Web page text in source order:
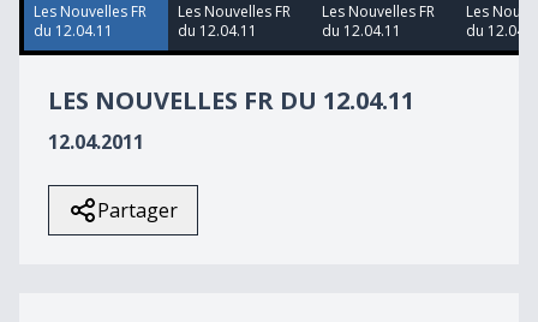
34
seconds
Les Nouvelles FR
du 12.04.11
Les Nouvelles FR
du 12.04.11
Les Nouvelles FR
du 12.04.11
Les
du
LES NOUVELLES FR DU 12.04.11
12.04.2011
Partager